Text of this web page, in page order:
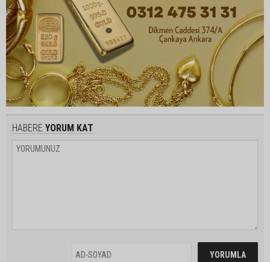
HABERE YORUM KAT